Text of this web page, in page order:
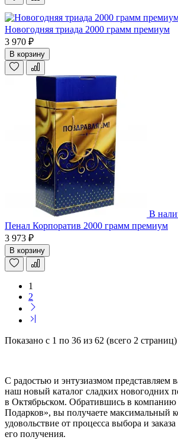
Новогодняя триада 2000 грамм премиум
3 970 ₽
В корзину
В
Пенал Корпоратив 2000 грамм премиум
3 973 ₽
В корзину
1
2
Показано с 1 по 36 из 62 (всего 2 страниц)
С радостью и энтузиазмом
наш новый каталог сладких новогодних
в Октябрьском. Обратившись в
Подарков», вы получаете максимальный
удовольствие от процесса выбора и
его получения.